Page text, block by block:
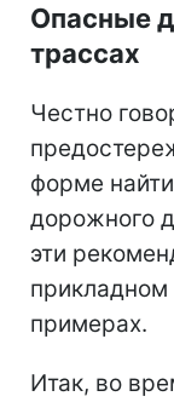
Опасные
трассах
Честно
форме
дорожного
эти
прикладном
примерах.
Итак, во